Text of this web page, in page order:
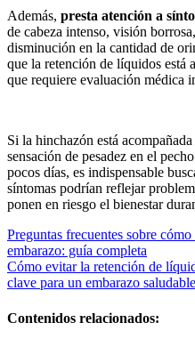
Además, presta atención a
de cabeza intenso, visión
disminución en la cantidad de
que la retención de líquidos está
que requiere evaluación médica
Si la hinchazón está
sensación de pesadez en el
pocos días, es indispensable
síntomas podrían reflejar
ponen en riesgo el bienestar
Navegación
de
entradas
Preguntas frecuentes sobre
embarazo: guía completa
Cómo evitar la retención de
clave para un embarazo saludable
Contenidos relacionados: